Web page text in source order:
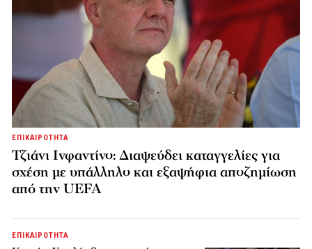
ΕΠΙΚΑΙΡΟΤΗΤΑ
Τζιάνι Ινφαντίνο: Διαψεύδει καταγγελίες για
σχέση με υπάλληλο και εξαψήφια αποζημίωση
από την UEFA
ΕΠΙΚΑΙΡΟΤΗΤΑ